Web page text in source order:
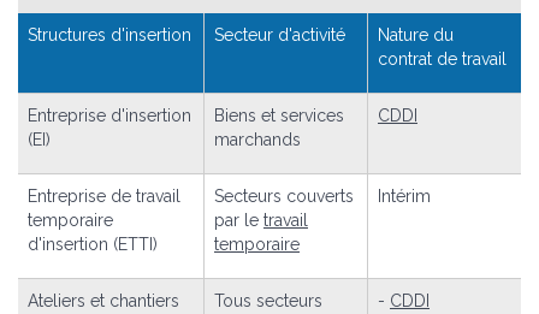
Structures d'insertion Secteur d'activité
Nature du
contrat de travail
Entreprise d'insertion
(EI)
Biens et services
marchands
CDDI
Entreprise de travail
temporaire
d'insertion (ETTI)
Secteurs couverts
par le travail
temporaire
Intérim
Ateliers et chantiers
Tous secteurs
- CDDI